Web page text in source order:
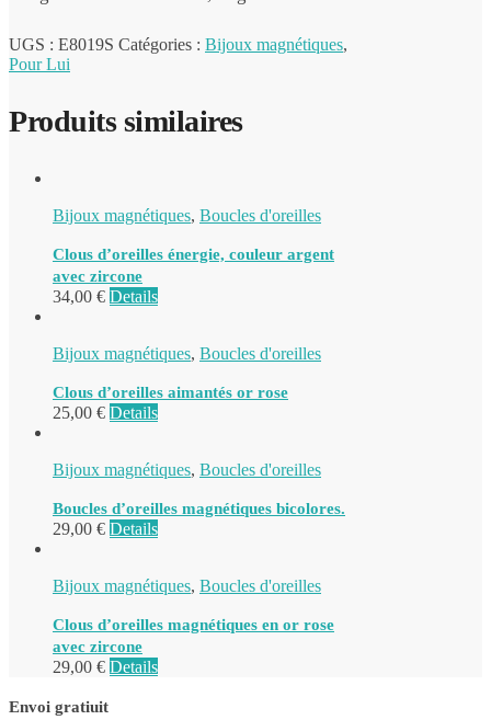
UGS : E8019S Catégories : Bijoux magnétiques,
Pour Lui
Produits similaires
Bijoux magnétiques, Boucles d'oreilles
Clous d’oreilles énergie, couleur argent
avec zircone
34,00 € Details
Bijoux magnétiques, Boucles d'oreilles
Clous d’oreilles aimantés or rose
25,00 € Details
Bijoux magnétiques, Boucles d'oreilles
Boucles d’oreilles magnétiques bicolores.
29,00 € Details
Bijoux magnétiques, Boucles d'oreilles
Clous d’oreilles magnétiques en or rose
avec zircone
29,00 € Details
Envoi gratiuit